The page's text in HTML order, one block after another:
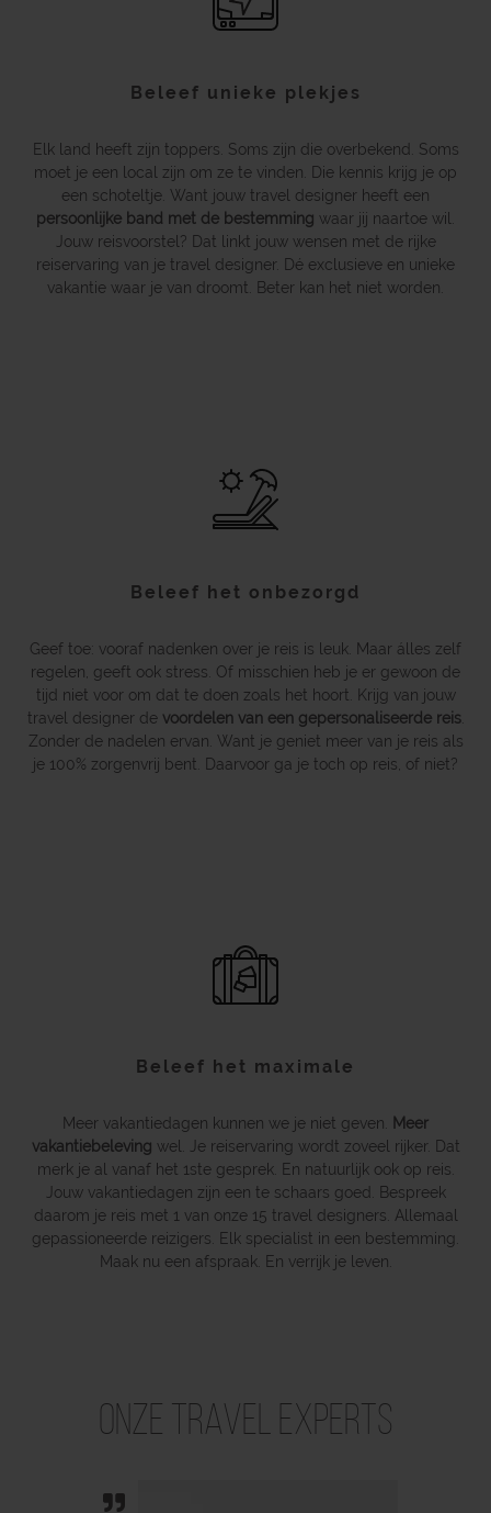
Beleef unieke plekjes
Elk land heeft zijn toppers. Soms zijn die overbekend. Soms
moet je een local zijn om ze te vinden. Die kennis krijg je op
een schoteltje. Want jouw travel designer heeft een
persoonlijke band met de bestemming waar jij naartoe wil.
Jouw reisvoorstel? Dat linkt jouw wensen met de rijke
reiservaring van je travel designer. Dé exclusieve en unieke
vakantie waar je van droomt. Beter kan het niet worden.
Beleef het onbezorgd
Geef toe: vooraf nadenken over je reis is leuk. Maar álles zelf
regelen, geeft ook stress. Of misschien heb je er gewoon de
tijd niet voor om dat te doen zoals het hoort. Krijg van jouw
travel designer de voordelen van een gepersonaliseerde reis.
Zonder de nadelen ervan. Want je geniet meer van je reis als
je 100% zorgenvrij bent. Daarvoor ga je toch op reis, of niet?
Beleef het maximale
Meer vakantiedagen kunnen we je niet geven.
Meer
vakantiebeleving wel. Je reiservaring wordt zoveel rijker. Dat
merk je al vanaf het 1ste gesprek. En natuurlijk ook op reis.
Jouw vakantiedagen zijn een te schaars goed. Bespreek
daarom je reis met 1 van onze 15 travel designers. Allemaal
gepassioneerde reizigers. Elk specialist in een bestemming.
Maak nu een afspraak. En verrijk je leven.
Onze Travel Experts